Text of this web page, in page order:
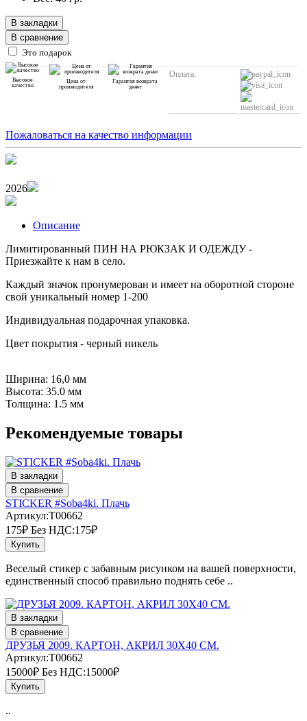
В закладки
В сравнение
Это подарок
Высокое
качество
Цена от
производителя
Гарантия возврата
денег
Оплата:
Пожаловаться на качество информации
2026
Описание
Лимитированный ПИН НА РЮКЗАК И ОДЕЖДУ -
Приезжайте к нам в село.
Каждый значок пронумерован и имеет на оборотной стороне
свой уникальный номер 1-200
Индивидуальная подарочная упаковка.
Цвет покрытия - черный никель
Ширина: 16,0 мм
Высота: 35.0 мм
Толщина: 1.5 мм
Рекомендуемые товары
В закладки
В сравнение
STICKER #Soba4ki. Плачь
Артикул:T00662
175₽ Без НДС:175₽
Купить
Веселый стикер с забавным рисунком на вашей поверхности,
единственный способ правильно поднять себе ..
В закладки
В сравнение
ДРУЗЬЯ 2009. КАРТОН, АКРИЛ 30Х40 СМ.
Артикул:T00662
15000₽ Без НДС:15000₽
Купить
..